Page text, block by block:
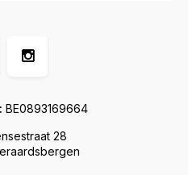
28
BE0893169664